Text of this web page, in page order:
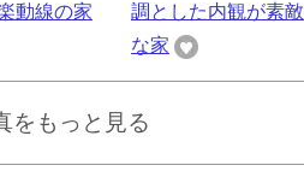
動線の家
調とした内観が素敵
な家
をもっと見る